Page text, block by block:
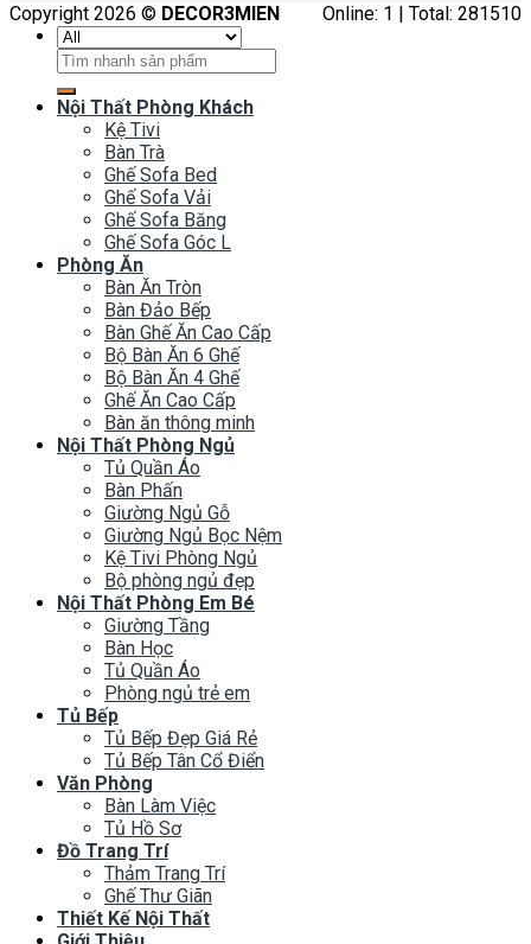
Online: 1 | Total: 281510
Copyright 2026 © DECOR3MIEN
Tìm
kiếm:
Nội Thất Phòng Khách
Kệ Tivi
Bàn Trà
Ghế Sofa Bed
Ghế Sofa Vải
Ghế Sofa Băng
Ghế Sofa Góc L
Phòng Ăn
Bàn Ăn Tròn
Bàn Đảo Bếp
Bàn Ghế Ăn Cao Cấp
Bộ Bàn Ăn 6 Ghế
Bộ Bàn Ăn 4 Ghế
Ghế Ăn Cao Cấp
Bàn ăn thông minh
Nội Thất Phòng Ngủ
Tủ Quần Áo
Bàn Phấn
Giường Ngủ Gỗ
Giường Ngủ Bọc Nệm
Kệ Tivi Phòng Ngủ
Bộ phòng ngủ đẹp
Nội Thất Phòng Em Bé
Giường Tầng
Bàn Học
Tủ Quần Áo
Phòng ngủ trẻ em
Tủ Bếp
Tủ Bếp Đẹp Giá Rẻ
Tủ Bếp Tân Cổ Điển
Văn Phòng
Bàn Làm Việc
Tủ Hồ Sơ
Đồ Trang Trí
Thảm Trang Trí
Ghế Thư Giãn
Thiết Kế Nội Thất